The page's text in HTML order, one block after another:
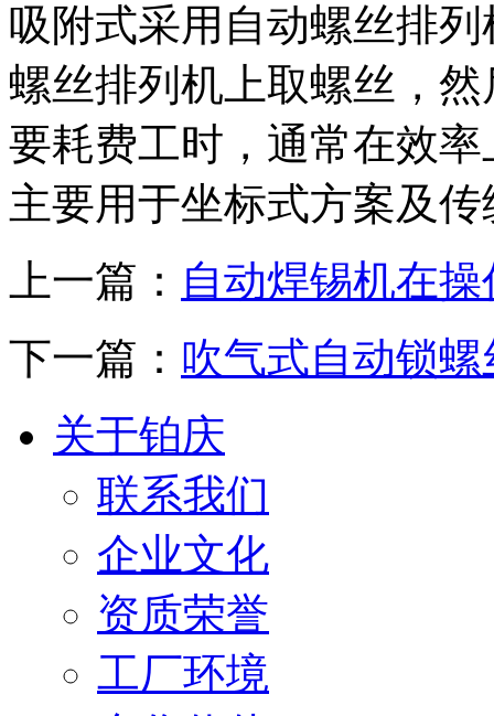
吸附式采用自动螺丝排
螺丝排列机上取螺丝，
要耗费工时，通常在效
主要用于坐标式方案及
上一篇： 自动焊锡机在
下一篇： 吹气式自动锁
关于铂庆
联系我们
企业文化
资质荣誉
工厂环境